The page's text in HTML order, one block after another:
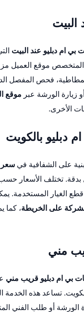
البيت
بي ام دبليو عند البيت
موقع العميل
فحص المفصل
موقع
الأخرى.
دبليو بالكويت
على الشفافية في سعر
تختلف الأسعار حسب
قطع الغيار
على الخريطة، كما
مني
بي ام دبليو قريب مني
تساعد هذه الخدمة